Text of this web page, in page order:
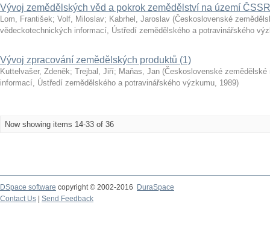
Vývoj zemědělských věd a pokrok zemědělství na území ČSSR
Lom, František; Volf, Miloslav; Kabrhel, Jaroslav (Československé
vědeckotechnických informací, Ústředí zemědělského a potravinářského
Vývoj zpracování zemědělských produktů (1)
Kuttelvašer, Zdeněk; Trejbal, Jiří; Maňas, Jan (Československé
informací, Ústředí zemědělského a potravinářského výzkumu, 1989)
Now showing items 14-33 of 36
DSpace software copyright © 2002-2016
DuraSpace
Contact Us
Send Feedback